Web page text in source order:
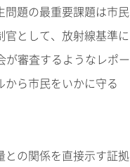
題の最重要課題は市民
として、放射線基準に
が審査するようなレポー
から市民をいかに守る
の関係を直接示す証拠